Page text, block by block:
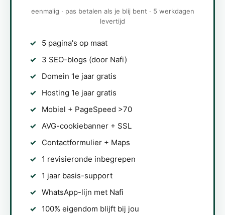
eenmalig · pas betalen als je blij bent · 5 werkdagen
levertijd
5 pagina's op maat
3 SEO-blogs (door Nafi)
Domein 1e jaar gratis
Hosting 1e jaar gratis
Mobiel + PageSpeed >70
AVG-cookiebanner + SSL
Contactformulier + Maps
1 revisieronde inbegrepen
1 jaar basis-support
WhatsApp-lijn met Nafi
100% eigendom blijft bij jou